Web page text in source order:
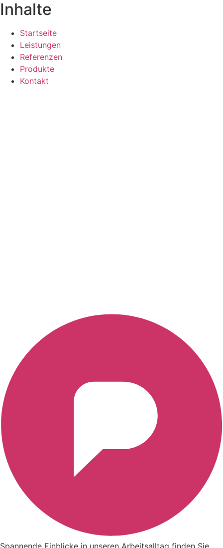
Inhalte
Startseite
Leistungen
Referenzen
Produkte
Kontakt
Spannende Einblicke in unseren Arbeitsalltag finden Sie